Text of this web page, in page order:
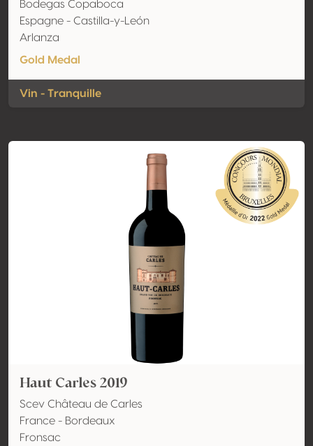
Bodegas Copaboca
Espagne - Castilla-y-León
Arlanza
Gold Medal
Vin - Tranquille
Haut Carles 2019
Scev Château de Carles
France - Bordeaux
Fronsac